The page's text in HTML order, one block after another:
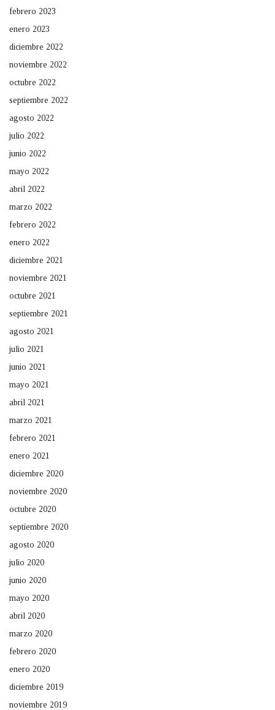
febrero 2023
enero 2023
diciembre 2022
noviembre 2022
octubre 2022
septiembre 2022
agosto 2022
julio 2022
junio 2022
mayo 2022
abril 2022
marzo 2022
febrero 2022
enero 2022
diciembre 2021
noviembre 2021
octubre 2021
septiembre 2021
agosto 2021
julio 2021
junio 2021
mayo 2021
abril 2021
marzo 2021
febrero 2021
enero 2021
diciembre 2020
noviembre 2020
octubre 2020
septiembre 2020
agosto 2020
julio 2020
junio 2020
mayo 2020
abril 2020
marzo 2020
febrero 2020
enero 2020
diciembre 2019
noviembre 2019